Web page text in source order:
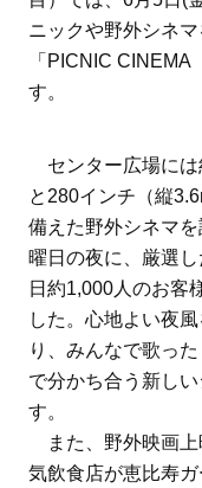
ニックや野外シネ
「PICNIC
す。
センター広場には
と280インチ（縦
備えた野外シネマ
曜日の夜に、厳選
日約1,000人のお客
した。心地よい夜
り、みんなで歌っ
で分かち合う新し
す。
また、野外映画上
気飲食店が恵比寿